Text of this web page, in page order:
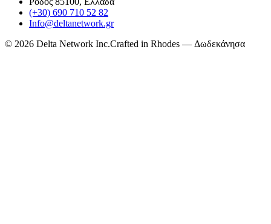
(+30) 690 710 52 82
Info@deltanetwork.gr
© 2026 Delta Network Inc.Crafted in Rhodes — Δωδεκάνησα